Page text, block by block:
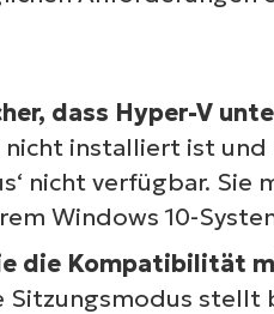
dass Hyper-V
nicht installiert ist
nicht verfügbar. Sie
Windows 10-
die Kompatibilität
Sitzungsmodus stellt